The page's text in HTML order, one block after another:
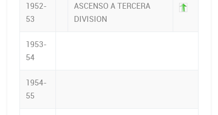
1952-
53
ASCENSO A TERCERA
DIVISION
1953-
54
1954-
55